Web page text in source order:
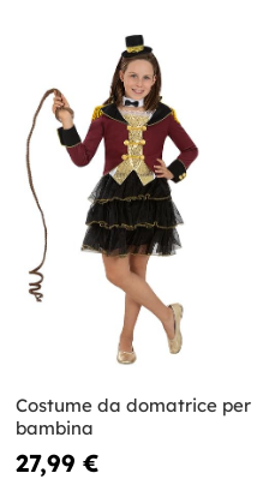
Costume da domatrice per
bambina
27,99 €